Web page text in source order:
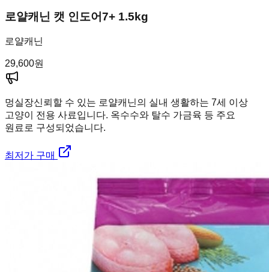
로얄캐닌 캣 인도어7+ 1.5kg
로얄캐닌
29,600원
멍실장신뢰할 수 있는 로얄캐닌의 실내 생활하는 7세 이상
고양이 전용 사료입니다. 옥수수와 탈수 가금육 등 주요
원료로 구성되었습니다.
최저가 구매